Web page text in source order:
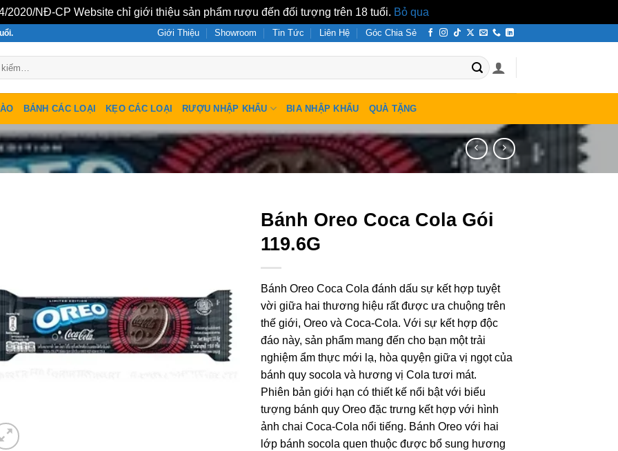
2020/NĐ-CP Website chỉ giới thiệu sản phẩm rượu đến đối tượng trên 18 tuổi. Bỏ qua
Giới Thiệu Showroom Tin Tức Liên Hệ Góc Chia Sẻ
BÁNH CÁC LOẠI KẸO CÁC LOẠI RƯỢU NHẬP KHẨU BIA NHẬP KHẨU QUÀ TẶNG
Bánh Oreo Coca Cola Gói
119.6G
Bánh Oreo Coca Cola đánh dấu sự kết hợp tuyệt
vời giữa hai thương hiệu rất được ưa chuộng trên
thế giới, Oreo và Coca-Cola. Với sự kết hợp độc
đáo này, sản phẩm mang đến cho bạn một trải
nghiệm ẩm thực mới lạ, hòa quyện giữa vị ngọt của
bánh quy socola và hương vị Cola tươi mát.
Phiên bản giới hạn có thiết kế nổi bật với biểu
tượng bánh quy Oreo đặc trưng kết hợp với hình
ảnh chai Coca-Cola nổi tiếng. Bánh Oreo với hai
lớp bánh socola quen thuộc được bổ sung hương